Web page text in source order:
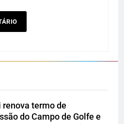
renova termo de
do Campo de Golfe e